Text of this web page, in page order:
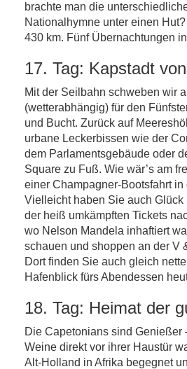
brachte man die
Nationalhymne unter einen
430 km. Fünf Übernachtungen
17. Tag: Kapstadt
Mit der Seilbahn schweben wir
(wetterabhängig) für den
und Bucht. Zurück auf
urbane Leckerbissen wie der
dem Parlamentsgebäude oder
Square zu Fuß. Wie wär’s am
einer Champagner-Bootsfahrt in
Vielleicht haben Sie auch Glück
der heiß umkämpften Tickets
wo Nelson Mandela inhaftiert
schauen und shoppen an der V
Dort finden Sie auch gleich
Hafenblick fürs Abendessen
18. Tag: Heimat der
Die Capetonians sind Genießer
Weine direkt vor ihrer Haustür
Alt-Holland in Afrika begegnet